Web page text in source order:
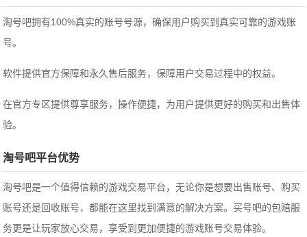
淘号吧拥有100%真实的账号号源，确保用户购买到真实可靠的游戏账
号。
软件提供官方保障和永久售后服务，保障用户交易过程中的权益。
在官方专区提供尊享服务，操作便捷，为用户提供更好的购买和出售体
验。
淘号吧平台优势
淘号吧是一个值得信赖的游戏交易平台，无论你是想要出售账号、购买
账号还是回收账号，都能在这里找到满意的解决方案。买号吧的包赔服
务更是让玩家放心交易，享受到更加便捷的游戏账号交易体验。